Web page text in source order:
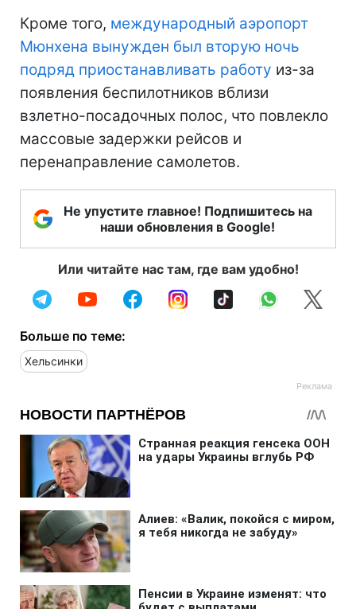
Кроме того, международный аэропорт
Мюнхена вынужден был вторую ночь
подряд приостанавливать работу из-за
появления беспилотников вблизи
взлетно-посадочных полос, что повлекло
массовые задержки рейсов и
перенаправление самолетов.
Не упустите главное! Подпишитесь на
наши обновления в Google!
Или читайте нас там, где вам удобно!
Больше по теме:
Хельсинки